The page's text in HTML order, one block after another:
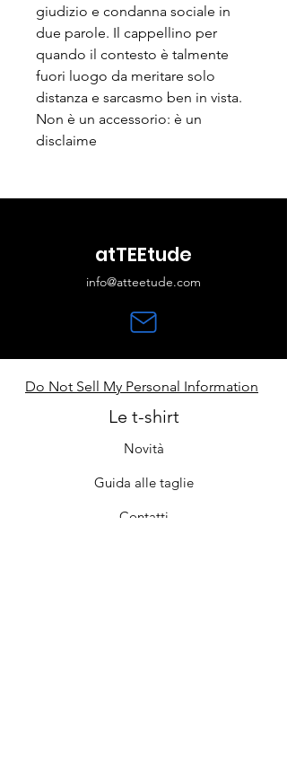
giudizio e condanna sociale in
due parole. Il cappellino per
quando il contesto è talmente
fuori luogo da meritare solo
distanza e sarcasmo ben in vista.
Non è un accessorio: è un
disclaime
atTEEtude
info@atteetude.com
Do Not Sell My Personal Information
Le t-shirt
Novità
Guida alle taglie
Contatti